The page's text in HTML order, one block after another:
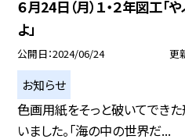
６月24日（月）１・２年図工
よ」
公開日 2024/06/24 更
お知らせ
色画用紙をそっと破いてでき
いました。「海の中の世界だ...